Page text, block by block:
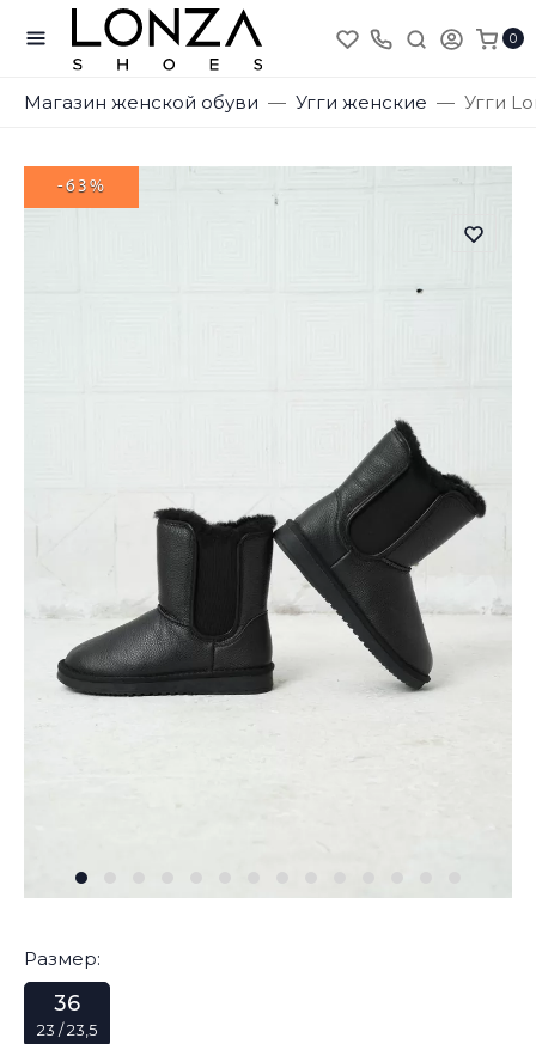
0
Магазин женской обуви Угги женские Угги
-63%
Размер:
36
23 / 23,5